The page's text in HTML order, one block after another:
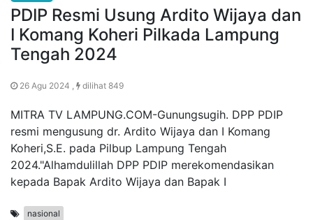
PDIP Resmi Usung Ardito Wijaya dan
I Komang Koheri Pilkada Lampung
Tengah 2024
26 Agu 2024 , dilihat 849
MITRA TV LAMPUNG.COM-Gunungsugih. DPP PDIP
resmi mengusung dr. Ardito Wijaya dan I Komang
Koheri,S.E. pada Pilbup Lampung Tengah
2024."Alhamdulillah DPP PDIP merekomendasikan
kepada Bapak Ardito Wijaya dan Bapak I
nasional